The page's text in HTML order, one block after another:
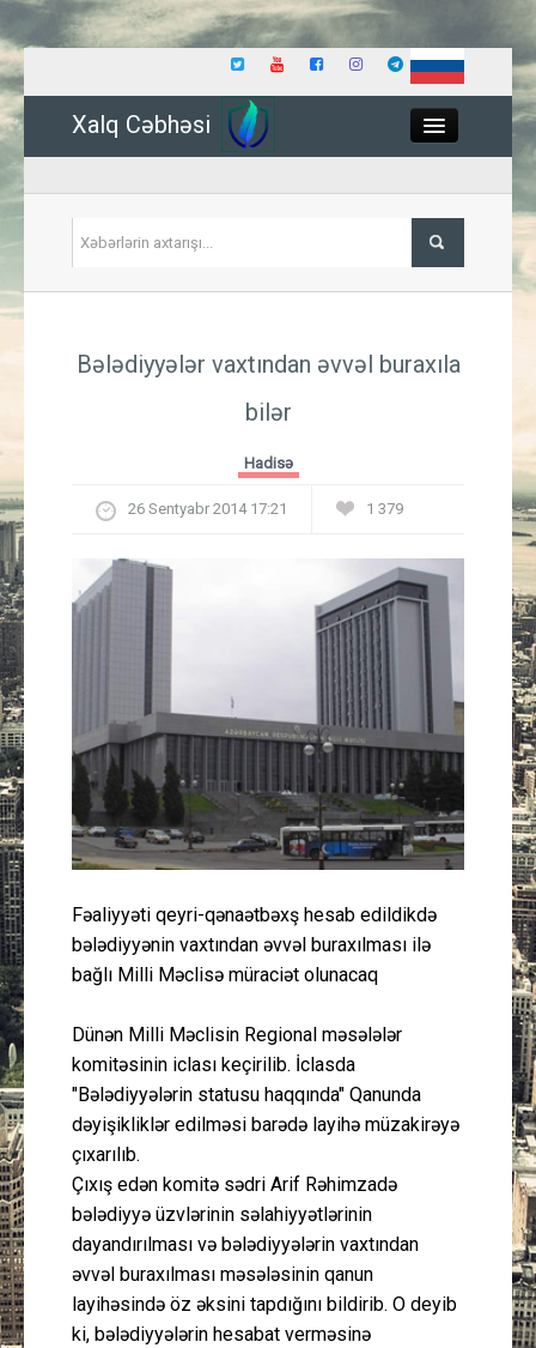
Xalq Cəbhəsi
İqtisadiyyat
Güney Azərbaycan
Mədəniyyət
Müsahibə
İdman
Layihə
Gündəm
Əlaqə
Bələdiyyələr vaxtından əvvəl buraxıla
bilər
Hadisə
26 Sentyabr 2014 17:21 1 379
Fəaliyyəti qeyri-qənaətbəxş hesab edildikdə
bələdiyyənin vaxtından əvvəl buraxılması ilə
bağlı Milli Məclisə müraciət olunacaq
Dünən Milli Məclisin Regional məsələlər
komitəsinin iclası keçirilib. İclasda
"Bələdiyyələrin statusu haqqında" Qanunda
dəyişikliklər edilməsi barədə layihə müzakirəyə
çıxarılıb.
Çıxış edən komitə sədri Arif Rəhimzadə
bələdiyyə üzvlərinin səlahiyyətlərinin
dayandırılması və bələdiyyələrin vaxtından
əvvəl buraxılması məsələsinin qanun
layihəsində öz əksini tapdığını bildirib. O deyib
ki, bələdiyyələrin hesabat verməsinə